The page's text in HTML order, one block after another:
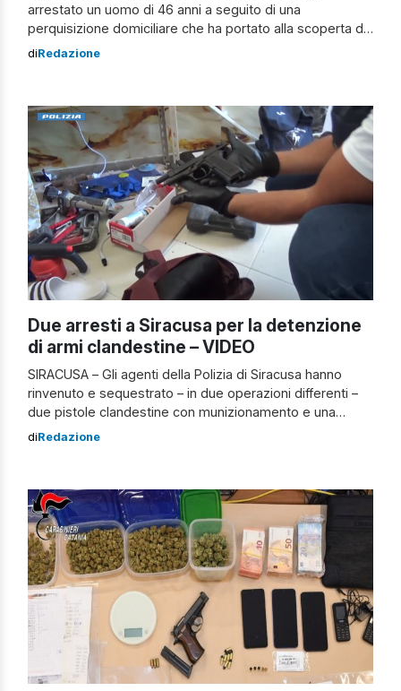
arrestato un uomo di 46 anni a seguito di una
perquisizione domiciliare che ha portato alla scoperta di
un vero e proprio arsenale nascosto nella sua
aretusea, con il supporto delle unità cinofile […]
diRedazione
Due arresti a Siracusa per la detenzione
di armi clandestine – VIDEO
SIRACUSA – Gli agenti della Polizia di Siracusa hanno
rinvenuto e sequestrato – in due operazioni differenti –
due pistole clandestine con munizionamento e una
pistola lanciarazzi modificata. Motivo per cui sono finiti
finiti […]
diRedazione